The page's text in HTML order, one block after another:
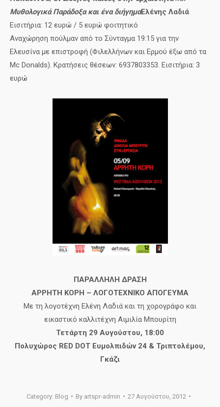
Μυθολογικά Παράδοξα και ένα διήγημαΕλένης Λαδιά
Εισιτήρια: 12 ευρώ / 5 ευρώ φοιτητικό
Αναχώρηση πούλμαν από το Σύνταγμα 19:15 για την
Ελευσίνα με επιστροφή (Φιλελλήνων και Ερμού έξω από τα
Mc Donalds). Κρατήσεις θέσεων: 6937803353. Εισιτήρια: 3
ευρώ
ΠΑΡΑΛΛΗΛΗ ΔΡΑΣΗ
ΑΡΡΗΤΗ ΚΟΡΗ – ΛΟΓΟΤΕΧΝΙΚΟ ΑΠΟΓΕΥΜΑ
Με τη λογοτέχνη Ελένη Λαδιά και τη χορογράφο και
εικαστικό καλλιτέχνη Αιμιλία Μπουρίτη
Τετάρτη 29 Αυγούστου, 18:00
Πολυχώρος RED DOT Ευμολπιδών 24 & Τριπτολέμου,
Γκάζι
Category: Blog By artspr-admin 27 Αυγούστου, 2012